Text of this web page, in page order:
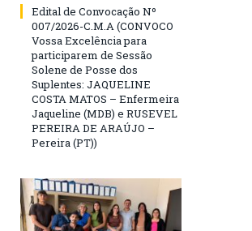
Edital de Convocação Nº
007/2026-C.M.A (CONVOCO
Vossa Excelência para
participarem de Sessão
Solene de Posse dos
Suplentes: JAQUELINE
COSTA MATOS – Enfermeira
Jaqueline (MDB) e RUSEVEL
PEREIRA DE ARAÚJO –
Pereira (PT))